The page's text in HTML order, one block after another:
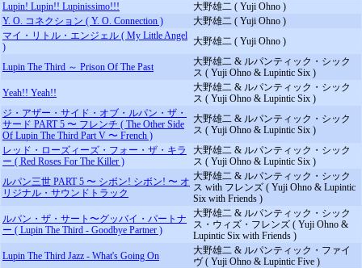
Lupin! Lupin!! Lupinissimo!!!
大野雄二 ( Yuji Ohno )
Y. O. コネクション ( Y. O. Connection )
大野雄二 ( Yuji Ohno )
マイ・リトル・エンジェル ( My Little Angel
)
大野雄二 ( Yuji Ohno )
Lupin The Third ～ Prison Of The Past
大野雄二 & ルパンティック・シック
ス ( Yuji Ohno & Lupintic Six )
Yeah!! Yeah!!
大野雄二 & ルパンティック・シック
ス ( Yuji Ohno & Lupintic Six )
ジ・アザー・サイド・オブ・ルパン・ザ・
サード PART 5 〜 フレンチ ( The Other Side
Of Lupin The Third Part V 〜 French )
大野雄二 & ルパンティック・シック
ス ( Yuji Ohno & Lupintic Six )
レッド・ローズィーズ・フォー・ザ・キラ
ー ( Red Roses For The Killer )
大野雄二 & ルパンティック・シック
ス ( Yuji Ohno & Lupintic Six )
ルパン三世 PART 5 〜 シボン! シボン! 〜 オ
リジナル・サウンドトラック
大野雄二 & ルパンティック・シック
ス with フレンズ ( Yuji Ohno & Lupintic
Six with Friends )
ルパン・ザ・サート〜グッバイ・パートナ
ー ( Lupin The Third - Goodbye Partner )
大野雄二 & ルパンティック・シック
ス・ウィズ・フレンズ ( Yuji Ohno &
Lupintic Six with Friends )
Lupin The Third Jazz - What's Going On
大野雄二 & ルパンティック・ファイ
ヴ ( Yuji Ohno & Lupintic Five )